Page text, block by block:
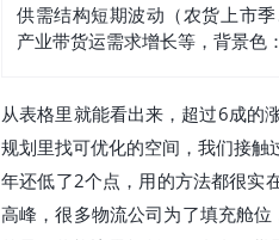
供需结构短期波动（农货上市
产业带货运需求增长等，背景色
从表格里就能看出来，超过6成的
规划里找可优化的空间，我们接
年还低了2个点，用的方法都很实
高峰，很多物流公司为了填充舱